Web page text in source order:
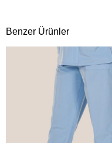
Benzer Ürünler